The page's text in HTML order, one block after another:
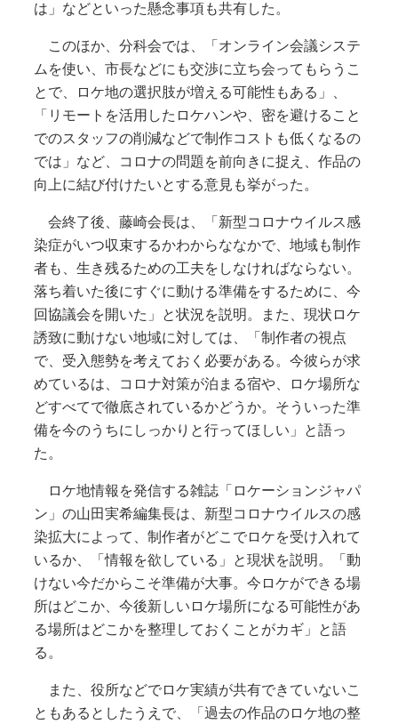
は」などといった懸念事項も共有した。
このほか、分科会では、「オンライン会議システ
ムを使い、市長などにも交渉に立ち会ってもらうこ
とで、ロケ地の選択肢が増える可能性もある」、
「リモートを活用したロケハンや、密を避けること
でのスタッフの削減などで制作コストも低くなるの
では」など、コロナの問題を前向きに捉え、作品の
向上に結び付けたいとする意見も挙がった。
会終了後、藤崎会長は、「新型コロナウイルス感
染症がいつ収束するかわからななかで、地域も制作
者も、生き残るための工夫をしなければならない。
落ち着いた後にすぐに動ける準備をするために、今
回協議会を開いた」と状況を説明。また、現状ロケ
誘致に動けない地域に対しては、「制作者の視点
で、受入態勢を考えておく必要がある。今彼らが求
めているは、コロナ対策が泊まる宿や、ロケ場所な
どすべてで徹底されているかどうか。そういった準
備を今のうちにしっかりと行ってほしい」と語っ
た。
ロケ地情報を発信する雑誌「ロケーションジャパ
ン」の山田実希編集長は、新型コロナウイルスの感
染拡大によって、制作者がどこでロケを受け入れて
いるか、「情報を欲している」と現状を説明。「動
けない今だからこそ準備が大事。今ロケができる場
所はどこか、今後新しいロケ場所になる可能性があ
る場所はどこかを整理しておくことがカギ」と語
る。
また、役所などでロケ実績が共有できていないこ
ともあるとしたうえで、「過去の作品のロケ地の整